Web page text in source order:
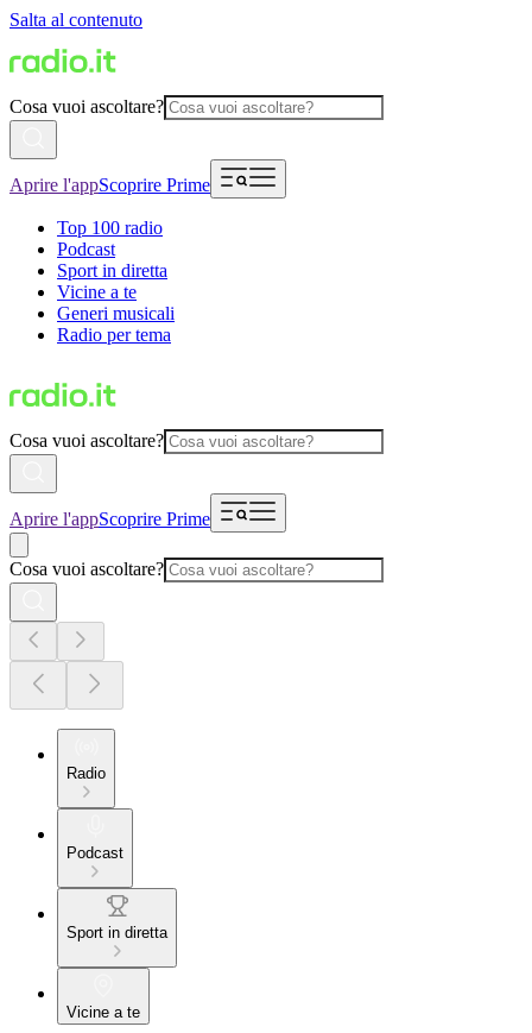
Salta al contenuto
Cosa vuoi ascoltare?
Aprire l'appScoprire Prime
Top 100 radio
Podcast
Sport in diretta
Vicine a te
Generi musicali
Radio per tema
Cosa vuoi ascoltare?
Aprire l'appScoprire Prime
Cosa vuoi ascoltare?
Radio
Podcast
Sport in diretta
Vicine a te